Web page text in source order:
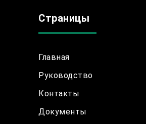
Страницы
Главная
Руководство
Контакты
Документы